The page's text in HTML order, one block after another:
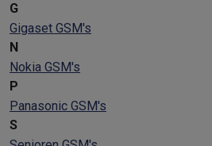
G
Gigaset GSM's
N
Nokia GSM's
P
Panasonic GSM's
S